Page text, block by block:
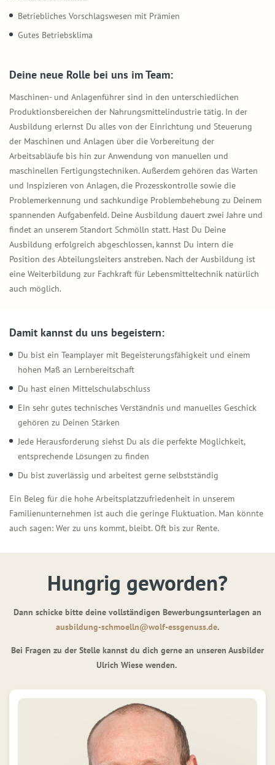
Betriebliches Vorschlagswesen mit Prämien
Gutes Betriebsklima
Deine neue Rolle bei uns im Team:
Maschinen- und Anlagenführer sind in den unterschiedlichen
Produktionsbereichen der Nahrungsmittelindustrie tätig. In der
Ausbildung erlernst Du alles von der Einrichtung und Steuerung
der Maschinen und Anlagen über die Vorbereitung der
Arbeitsabläufe bis hin zur Anwendung von manuellen und
maschinellen Fertigungstechniken. Außerdem gehören das Warten
und Inspizieren von Anlagen, die Prozesskontrolle sowie die
Problemerkennung und sachkundige Problembehebung zu Deinem
spannenden Aufgabenfeld. Deine Ausbildung dauert zwei Jahre und
findet an unserem Standort Schmölln statt. Hast Du Deine
Ausbildung erfolgreich abgeschlossen, kannst Du intern die
Position des Abteilungsleiters anstreben. Nach der Ausbildung ist
eine Weiterbildung zur Fachkraft für Lebensmitteltechnik natürlich
auch möglich.
Damit kannst du uns begeistern:
Du bist ein Teamplayer mit Begeisterungsfähigkeit und einem
hohen Maß an Lernbereitschaft
Du hast einen Mittelschulabschluss
Ein sehr gutes technisches Verständnis und manuelles Geschick
gehören zu Deinen Stärken
Jede Herausforderung siehst Du als die perfekte Möglichkeit,
entsprechende Lösungen zu finden
Du bist zuverlässig und arbeitest gerne selbstständig
Ein Beleg für die hohe Arbeitsplatzzufriedenheit in unserem
Familienunternehmen ist auch die geringe Fluktuation. Man könnte
auch sagen: Wer zu uns kommt, bleibt. Oft bis zur Rente.
Hungrig geworden?
Dann schicke bitte deine vollständigen Bewerbungsunterlagen an
ausbildung-schmoelln@wolf-essgenuss.de.
Bei Fragen zu der Stelle kannst du dich gerne an unseren Ausbilder
Ulrich Wiese wenden.